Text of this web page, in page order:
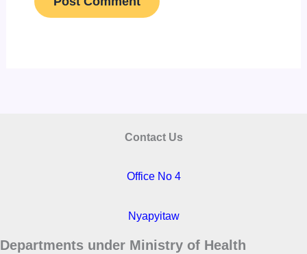
Contact Us
Office No 4
Nyapyitaw
Departments under Ministry of Health